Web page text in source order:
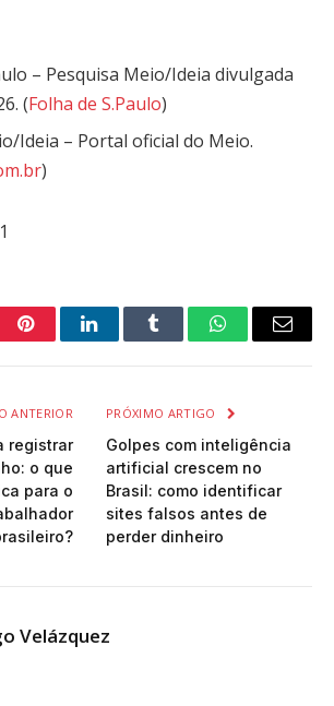
– Pesquisa Meio/Ideia divulgada
(Folha de S.Paulo)
Ideia – Portal oficial do Meio.
)
PinterestLinkedInTumblr WhatsAppEmail
ANTERIOR
registrar
o que
para o
PRÓXIMO ARTIGO
Golpes com inteligência
artificial crescem no
Brasil: como identificar
sites falsos antes de
perder dinheiro
Velázquez